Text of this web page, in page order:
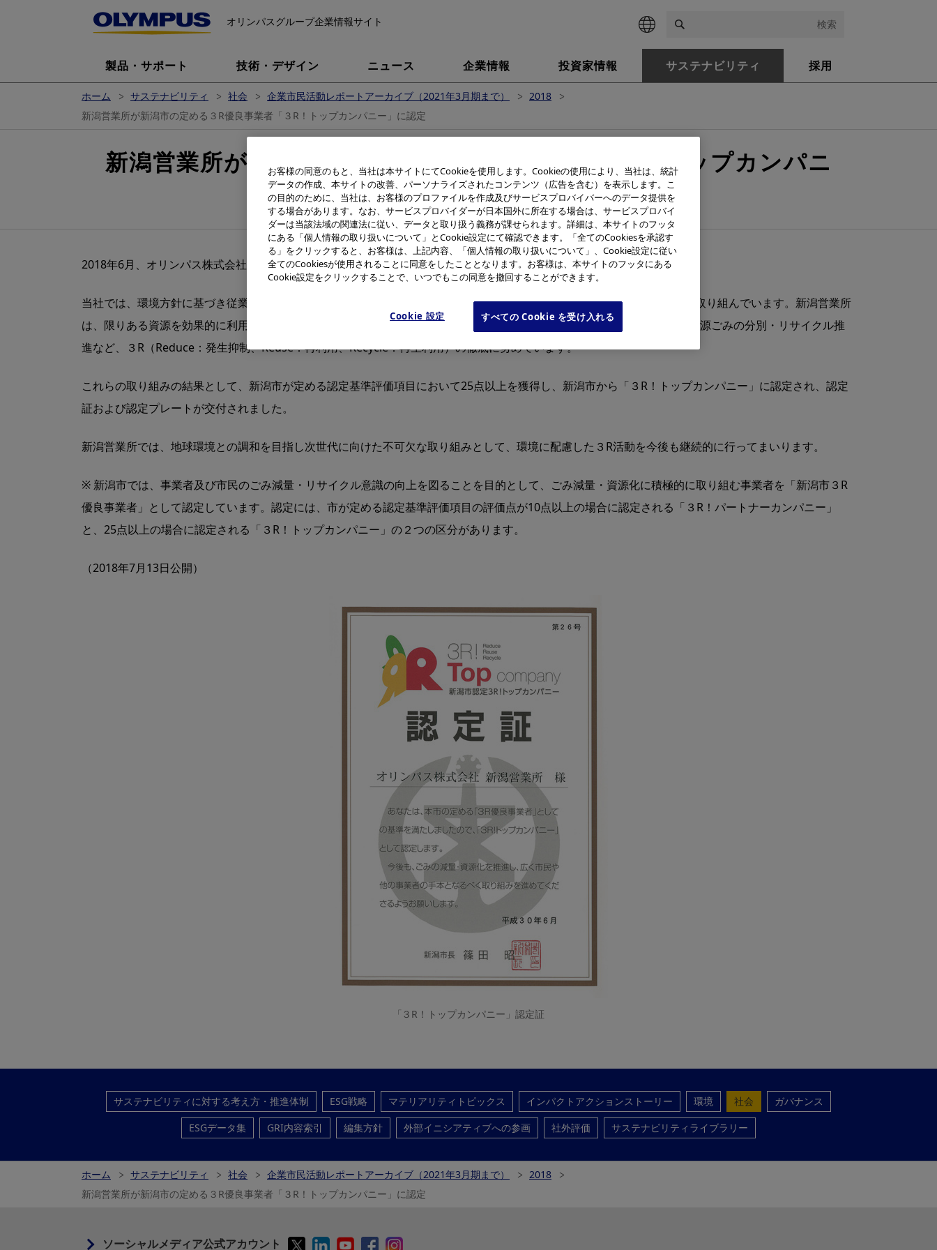
オリンパスグループ企業情報サイト 検索
製品・サポート 技術・デザイン ニュース 企業情報 投資家情報 サステナビリティ 採用
ホーム サステナビリティ 社会 企業市民活動レポートアーカイブ（2021年3月期まで）
2018
新潟営業所が新潟市の定める３R優良事業者「３R！トップカンパニー」に認定
新潟営業所が新潟市の定める３R優良事業者「３R！トップカンパニ
ー」に認定
2018年6月、オリンパス株式会社新潟営業所は新潟市が定める「３R！トップカンパニー」※に認定されました。
当社では、環境方針に基づき従業員一人ひとりが環境活動に対する理解を深め、地域特性を考慮した環境活動に全員参加で取り組んでいます。新潟営業所
は、限りある資源を効果的に利用し環境負荷を抑える取り組みとして、OA用紙資料量の削減や封筒・段ボールの再利用、資源ごみの分別・リサイクル推
進など、３R（Reduce：発生抑制、Reuse：再利用、Recycle：再生利用）の徹底に努めています。
これらの取り組みの結果として、新潟市が定める認定基準評価項目において25点以上を獲得し、新潟市から「３R！トップカンパニー」に認定され、認定
証および認定プレートが交付されました。
新潟営業所では、地球環境との調和を目指し次世代に向けた不可欠な取り組みとして、環境に配慮した３R活動を今後も継続的に行ってまいります。
※ 新潟市では、事業者及び市民のごみ減量・リサイクル意識の向上を図ることを目的として、ごみ減量・資源化に積極的に取り組む事業者を「新潟市３R
優良事業者」として認定しています。認定には、市が定める認定基準評価項目の評価点が10点以上の場合に認定される「３R！パートナーカンパニー」
と、25点以上の場合に認定される「３R！トップカンパニー」の２つの区分があります。
（2018年7月13日公開）
「３R！トップカンパニー」認定証
サステナビリティに対する考え方・推進体制 ESG戦略 マテリアリティトピックス インパクトアクションストーリー 環境 社会
ガバナンス
ESGデータ集
GRI内容索引 編集方針 外部イニシアティブへの参画 社外評価 サステナビリティライブラリー
ホーム サステナビリティ 社会 企業市民活動レポートアーカイブ（2021年3月期まで）
2018
新潟営業所が新潟市の定める３R優良事業者「３R！トップカンパニー」に認定
ソーシャルメディア公式アカウント
お客様の同意のもと、当社は本サイトにてCookieを使用します。Cookieの使用により、当社は、統計
データの作成、本サイトの改善、パーソナライズされたコンテンツ（広告を含む）を表示します。こ
の目的のために、当社は、お客様のプロファイルを作成及びサービスプロバイバーへのデータ提供を
する場合があります。なお、サービスプロバイダーが日本国外に所在する場合は、サービスプロバイ
ダーは当該法域の関連法に従い、データと取り扱う義務が課せられます。詳細は、本サイトのフッタ
にある「個人情報の取り扱いについて」とCookie設定にて確認できます。「全てのCookiesを承認す
る」をクリックすると、お客様は、上記内容、「個人情報の取り扱いについて」、Cookie設定に従い
全てのCookiesが使用されることに同意をしたこととなります。お客様は、本サイトのフッタにある
Cookie設定をクリックすることで、いつでもこの同意を撤回することができます。
Cookie 設定 すべての Cookie を受け入れる